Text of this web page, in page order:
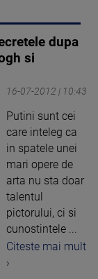
dupa
si
16-07-2012 | 10:43
Putini sunt cei
care inteleg ca
in spatele unei
mari opere de
arta nu sta doar
talentul
pictorului, ci si
cunostintele ...
Citeste mai mult
›